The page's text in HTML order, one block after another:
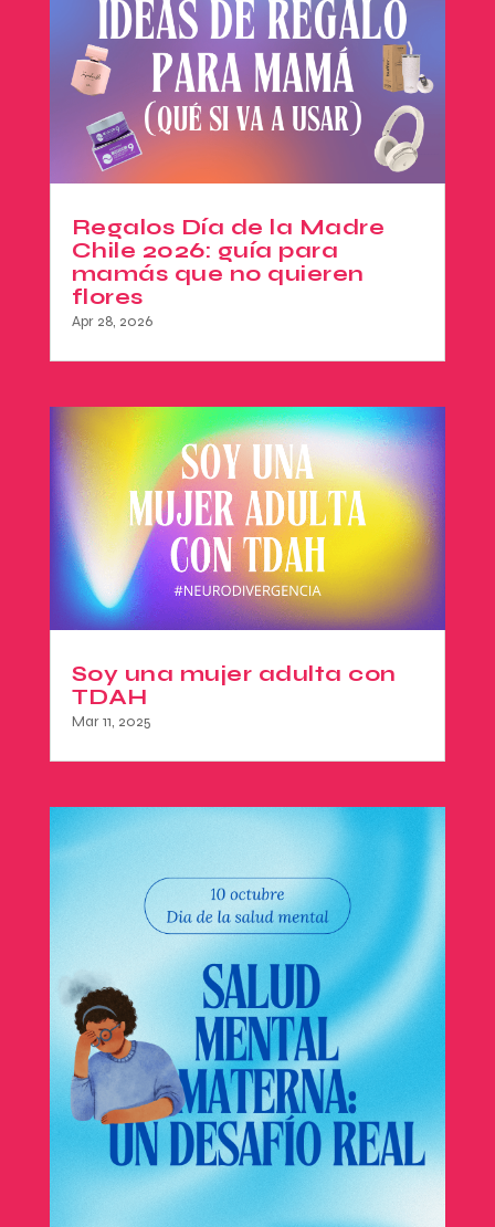
Regalos Día de la Madre
Chile 2026: guía para
mamás que no quieren
flores
Apr 28, 2026
Soy una mujer adulta con
TDAH
Mar 11, 2025